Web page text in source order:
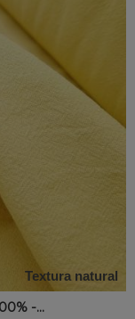
Textura natural
-...